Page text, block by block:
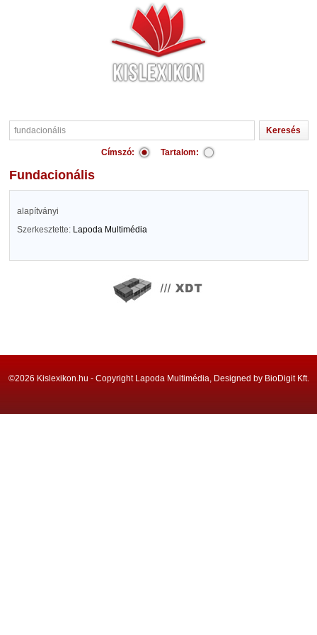
Címszó: Tartalom:
fundacionális
alapítványi
Szerkesztette: Lapoda Multimédia
©2026 Kislexikon.hu - Copyright Lapoda Multimédia, Designed by BioDigit Kft.